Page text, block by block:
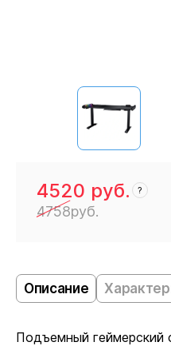
4520 руб. ?
4758руб.
Описание
Подъемный геймерский